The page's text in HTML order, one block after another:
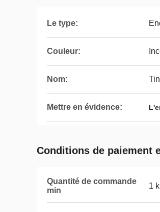
Le type:
Couleur:
Nom:
Mettre en évidence:
Conditions de paiement
Quantité de commande
min
1